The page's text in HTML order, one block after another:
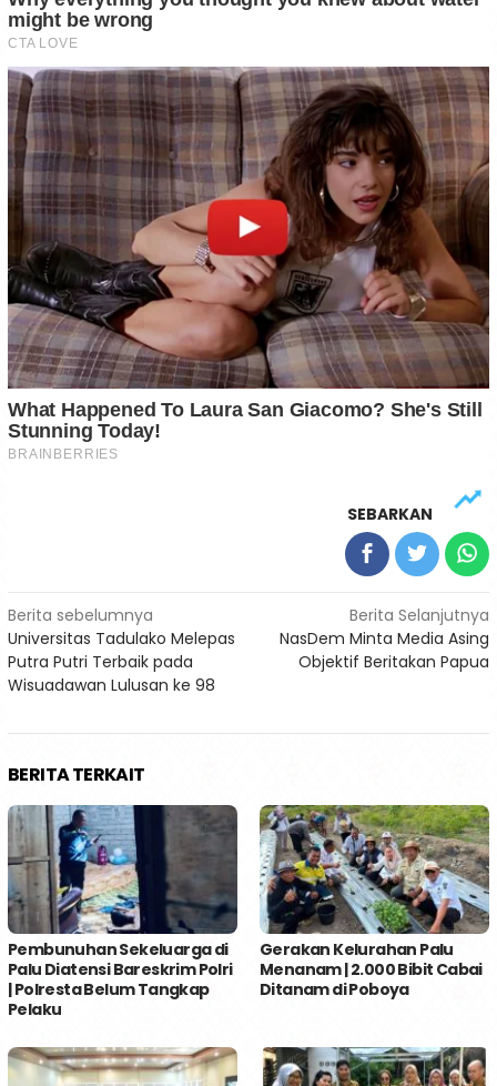
SEBARKAN
Navigasi
pos
Berita sebelumnya
Universitas Tadulako Melepas
Putra Putri Terbaik pada
Wisuadawan Lulusan ke 98
Berita Selanjutnya
NasDem Minta Media Asing
Objektif Beritakan Papua
BERITA TERKAIT
Pembunuhan Sekeluarga di
Palu Diatensi Bareskrim Polri
| Polresta Belum Tangkap
Pelaku
Gerakan Kelurahan Palu
Menanam | 2.000 Bibit Cabai
Ditanam di Poboya